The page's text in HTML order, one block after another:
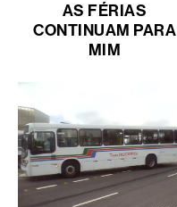
AS FÉRIAS
CONTINUAM PARA
MIM